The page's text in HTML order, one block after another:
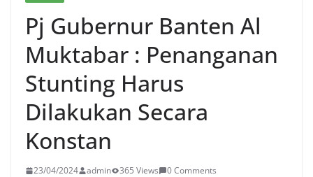
Pj Gubernur Banten Al
Muktabar : Penanganan
Stunting Harus
Dilakukan Secara
Konstan
23/04/2024 admin 365 Views 0 Comments